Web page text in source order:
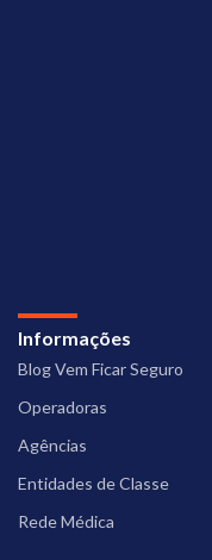
Informações
Blog Vem Ficar Seguro
Operadoras
Agências
Entidades de Classe
Rede Médica